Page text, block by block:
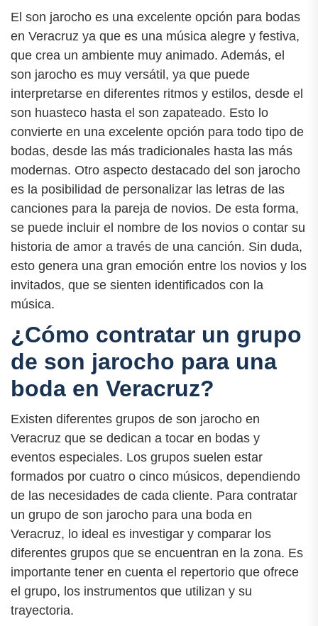
El son jarocho es una excelente opción para bodas
en Veracruz ya que es una música alegre y festiva,
que crea un ambiente muy animado. Además, el
son jarocho es muy versátil, ya que puede
interpretarse en diferentes ritmos y estilos, desde el
son huasteco hasta el son zapateado. Esto lo
convierte en una excelente opción para todo tipo de
bodas, desde las más tradicionales hasta las más
modernas. Otro aspecto destacado del son jarocho
es la posibilidad de personalizar las letras de las
canciones para la pareja de novios. De esta forma,
se puede incluir el nombre de los novios o contar su
historia de amor a través de una canción. Sin duda,
esto genera una gran emoción entre los novios y los
invitados, que se sienten identificados con la
música.
¿Cómo contratar un grupo
de son jarocho para una
boda en Veracruz?
Existen diferentes grupos de son jarocho en
Veracruz que se dedican a tocar en bodas y
eventos especiales. Los grupos suelen estar
formados por cuatro o cinco músicos, dependiendo
de las necesidades de cada cliente. Para contratar
un grupo de son jarocho para una boda en
Veracruz, lo ideal es investigar y comparar los
diferentes grupos que se encuentran en la zona. Es
importante tener en cuenta el repertorio que ofrece
el grupo, los instrumentos que utilizan y su
trayectoria.